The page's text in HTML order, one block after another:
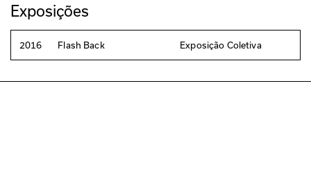
Exposições
2016 Flash Back Exposição Coletiva